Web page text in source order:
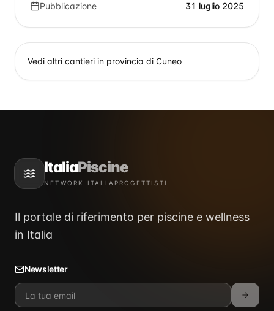
Pubblicazione
31 luglio 2025
Vedi altri cantieri in provincia di Cuneo
ItaliaPiscine
NETWORK ITALIAPROGETTISTI
Il portale di riferimento per piscine e wellness
in Italia
Newsletter